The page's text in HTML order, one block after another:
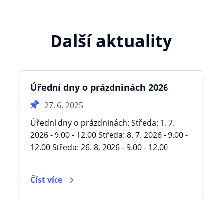
Další aktuality
Úřední dny o prázdninách 2026
27. 6. 2025
Úřední dny o prázdninách: Středa: 1. 7.
2026 - 9.00 - 12.00 Středa: 8. 7. 2026 - 9.00 -
12.00 Středa: 26. 8. 2026 - 9.00 - 12.00
Číst více